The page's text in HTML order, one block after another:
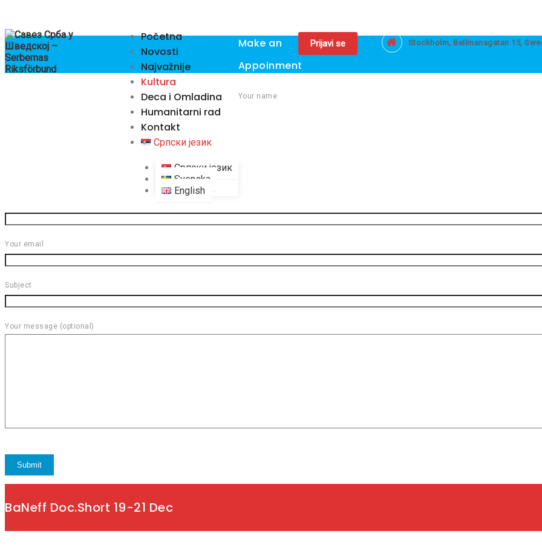
content
Stockholm, Bellmansgatan 15,
Početna
Novosti
Najvažnije
Kultura
Deca i Omladina
Humanitarni rad
Kontakt
Српски језик
Српски језик
Svenska
English
Prijavi se
Make an
Appoinment
Your name
Your email
Subject
Your message (optional)
BaNeff Doc.Short 19-21 Dec